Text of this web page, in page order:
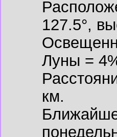
127.5°,
Луны =
км.